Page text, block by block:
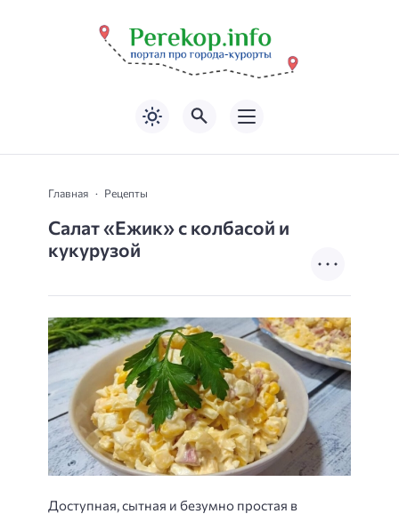
Главная Рецепты
Салат «Ежик» с колбасой и
кукурузой
Доступная, сытная и безумно простая в